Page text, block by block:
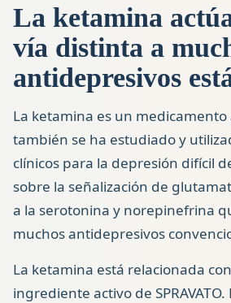
La ketamina
vía distinta a
antidepresivos
La ketamina es un medicamento
también se ha estudiado y
clínicos para la depresión difícil
sobre la señalización de
a la serotonina y norepinefrina
muchos antidepresivos
La ketamina está relacionada
ingrediente activo de